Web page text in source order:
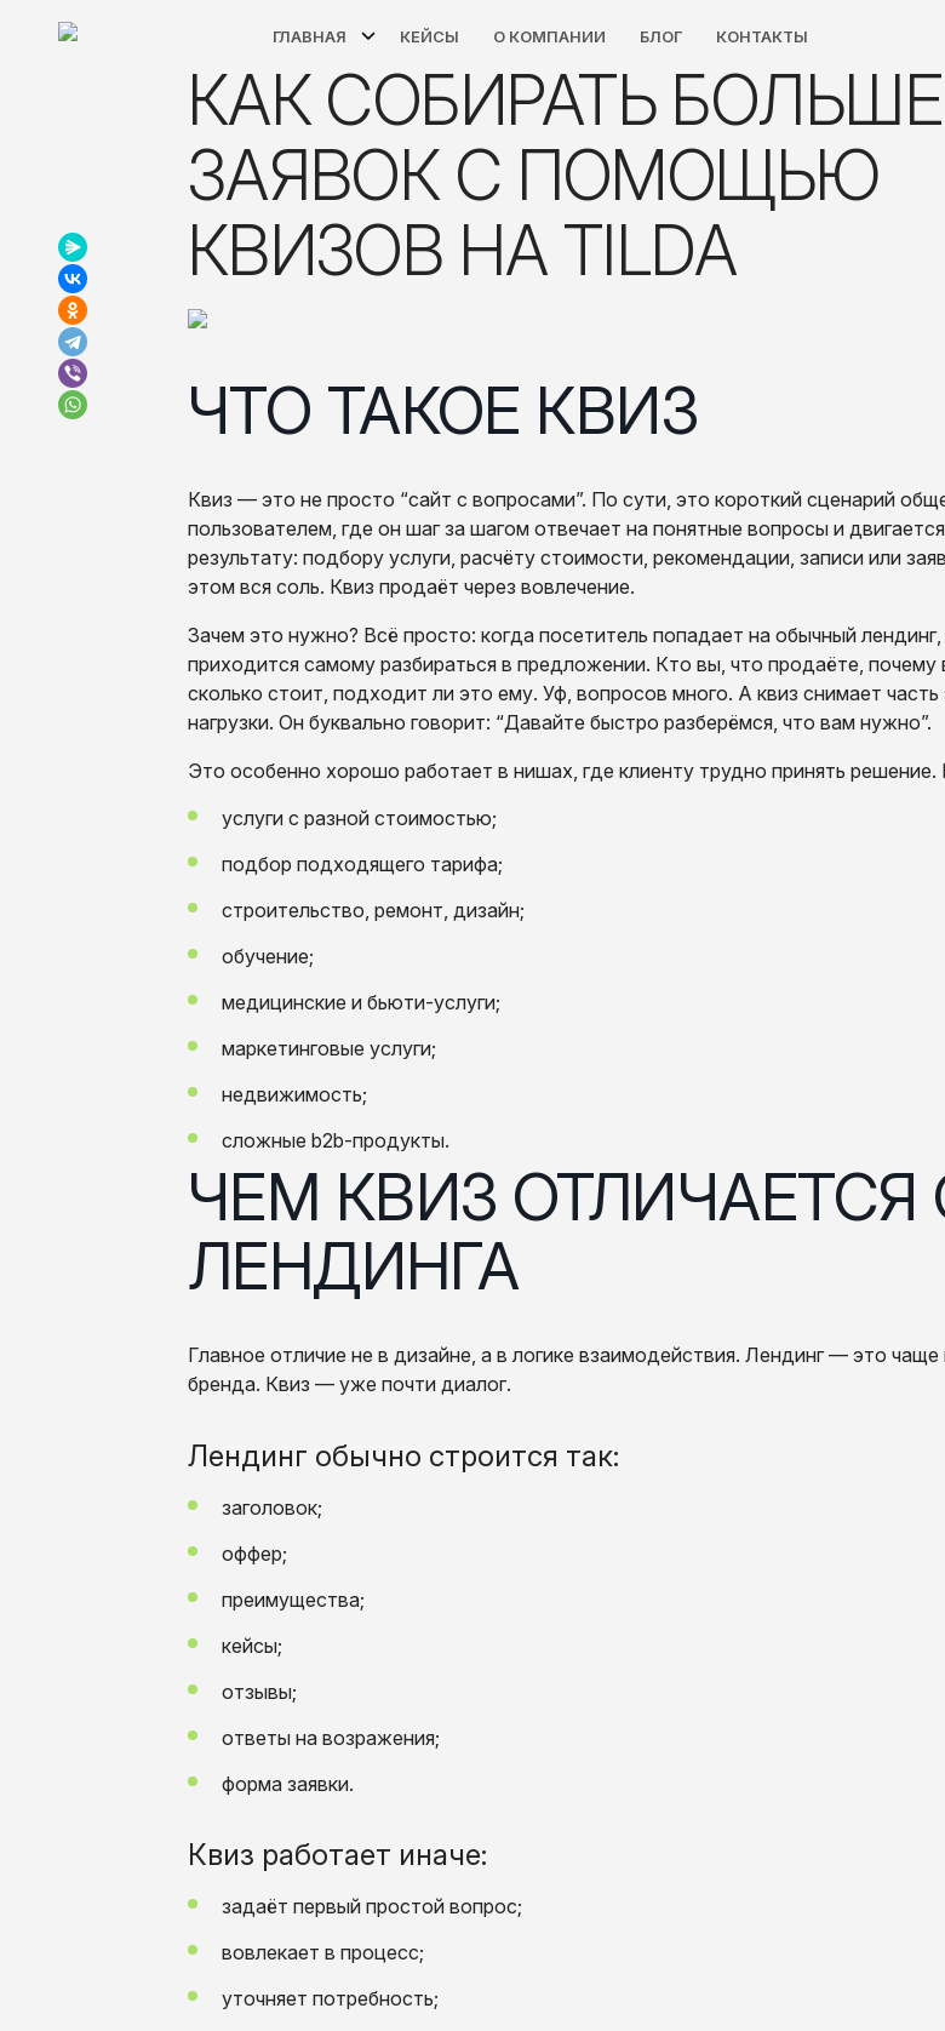
ГЛАВНАЯ КЕЙСЫ О КОМПАНИИ БЛОГ КОНТАКТЫ
КАК СОБИРАТЬ БОЛЬШЕ
ЗАЯВОК С ПОМОЩЬЮ
КВИЗОВ НА TILDA
ЧТО ТАКОЕ КВИЗ
Квиз — это не просто “сайт с вопросами”. По сути, это короткий сценарий
пользователем, где он шаг за шагом отвечает на понятные вопросы и
результату: подбору услуги, расчёту стоимости, рекомендации, записи или
этом вся соль. Квиз продаёт через вовлечение.
Зачем это нужно? Всё просто: когда посетитель попадает на обычный
приходится самому разбираться в предложении. Кто вы, что продаёте, почему
сколько стоит, подходит ли это ему. Уф, вопросов много. А квиз снимает часть
нагрузки. Он буквально говорит: “Давайте быстро разберёмся, что вам нужно”.
Это особенно хорошо работает в нишах, где клиенту трудно принять решение.
услуги с разной стоимостью;
подбор подходящего тарифа;
строительство, ремонт, дизайн;
обучение;
медицинские и бьюти-услуги;
маркетинговые услуги;
недвижимость;
сложные b2b-продукты.
ЧЕМ КВИЗ ОТЛИЧАЕТСЯ ОТ
ЛЕНДИНГА
Главное отличие не в дизайне, а в логике взаимодействия. Лендинг — это
бренда. Квиз — уже почти диалог.
Лендинг обычно строится так:
заголовок;
оффер;
преимущества;
кейсы;
отзывы;
ответы на возражения;
форма заявки.
Квиз работает иначе:
задаёт первый простой вопрос;
вовлекает в процесс;
уточняет потребность;